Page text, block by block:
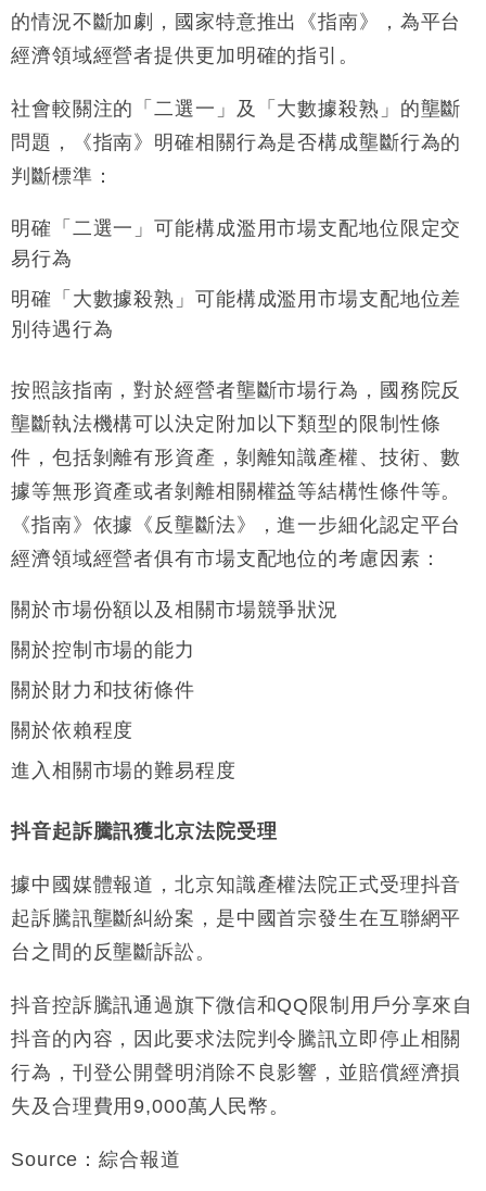
12:44
財經｜日本春季三度入市撐日圓 4月單日斥6.28萬億
日圓干預創新高
國際｜特朗普料美伊戰事快結束 承認部分彈藥庫存緊
財經｜SA售股自救後再出手 斥4億美元押注未上市公
司
的情況不斷加劇，國家特意推出《指南》，為平台
經濟領域經營者提供更加明確的指引。
社會較關注的「二選一」及「大數據殺熟」的壟斷
問題，《指南》明確相關行為是否構成壟斷行為的
判斷標準：
明確「二選一」可能構成濫用市場支配地位限定交
易行為
明確「大數據殺熟」可能構成濫用市場支配地位差
別待遇行為
按照該指南，對於經營者壟斷市場行為，國務院反
壟斷執法機構可以決定附加以下類型的限制性條
件，包括剝離有形資產，剝離知識產權、技術、數
據等無形資產或者剝離相關權益等結構性條件等。
《指南》依據《反壟斷法》，進一步細化認定平台
經濟領域經營者俱有市場支配地位的考慮因素：
關於市場份額以及相關市場競爭狀況
關於控制市場的能力
關於財力和技術條件
關於依賴程度
進入相關市場的難易程度
抖音起訴騰訊獲北京法院受理
據中國媒體報道，北京知識產權法院正式受理抖音
起訴騰訊壟斷糾紛案，是中國首宗發生在互聯網平
台之間的反壟斷訴訟。
抖音控訴騰訊通過旗下微信和QQ限制用戶分享來自
抖音的內容，因此要求法院判令騰訊立即停止相關
行為，刊登公開聲明消除不良影響，並賠償經濟損
失及合理費用9,000萬人民幣。
Source：綜合報道